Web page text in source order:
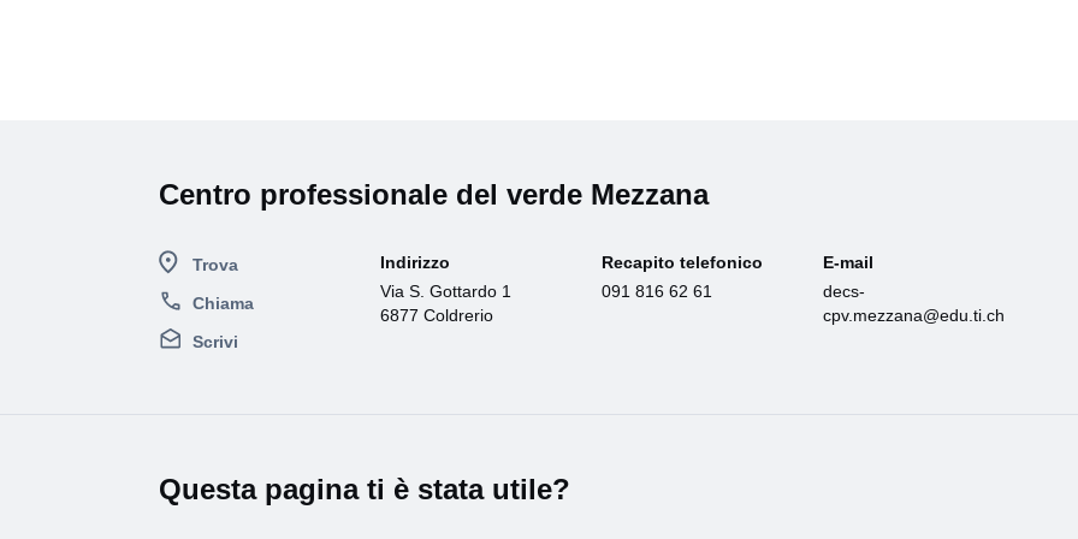
Centro professionale del verde Mezzana
Trova
Chiama
Scrivi
Indirizzo
Via S. Gottardo 1
6877 Coldrerio
Recapito telefonico
091 816 62 61
E-mail
decs-
cpv.mezzana@edu.ti.ch
Questa pagina ti è stata utile?